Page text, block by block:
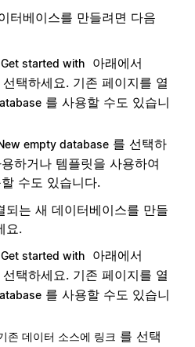
터베이스를 만들려면 다음
Get started with 아래에서
선택하세요. 기존 페이지를 열
를 사용할 수도 있습니
empty database 를 선택하
하거나 템플릿을 사용하여
수도 있습니다.
되는 새 데이터베이스를 만들
요.
Get started with 아래에서
선택하세요. 기존 페이지를 열
를 사용할 수도 있습니
존 데이터 소스에 링크 를 선택